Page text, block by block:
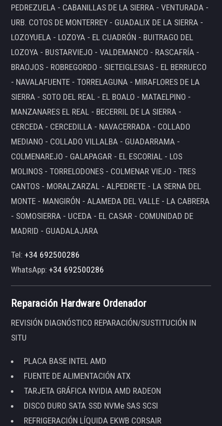
PEDREZUELA - CABANILLAS DE LA SIERRA - VENTURADA -
URB. COTOS DE MONTERREY - GUADALIX DE LA SIERRA -
LOZOYUELA - LOZOYA - EL CUADRÓN - BUITRAGO DEL
LOZOYA - BUSTARVIEJO - VALDEMANCO - RASCAFRÍA -
BRAOJOS - ROBREGORDO - SIETEIGLESIAS - EL BERRUECO
- NAVALAFUENTE - TORRELAGUNA - MIRAFLORES DE LA
SIERRA - SOTO DEL REAL - EL BOALO - MATAELPINO -
MANZANARES EL REAL - BECERRIL DE LA SIERRA -
CERCEDA - CERCEDILLA - NAVACERRADA - COLLADO
MEDIANO - COLLADO VILLALBA - GUADARRAMA -
COLMENAREJO - GALAPAGAR - EL ESCORIAL - LOS
MOLINOS - TORRELODONES - COLMENAR VIEJO - TRES
CANTOS - MORALZARZAL - ALPEDRETE - LA SERNA DEL
MONTE - MANGIRÓN - ALAMEDA DEL VALLE - LA CABRERA
- SOMOSIERRA - UCEDA - EL CASAR - COMUNIDAD DE
MADRID - GUADALAJARA
Tel:+34 692500286
WhatsApp:+34 692500286
Reparación Hardware Ordenador
REVISIÓN DIAGNÓSTICO REPARACIÓN/SUSTITUCIÓN IN
SITU
PLACA BASE INTEL AMD
FUENTE DE ALIMENTACIÓN ATX
TARJETA GRÁFICA NVIDIA AMD RADEON
DISCO DURO SATA SSD NVMe SAS SCSI
REFRIGERACIÓN LÍQUIDA EKWB CORSAIR